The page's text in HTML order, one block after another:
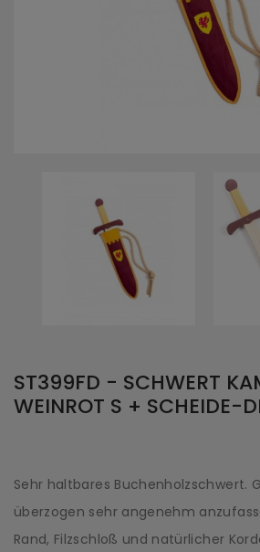
ST399FD - SCHWERT
WEINROT S + SCHEIDE-
Sehr haltbares Buchenholzschwert.
überzogen sehr angenehm
Rand, Filzschloß und natürlicher